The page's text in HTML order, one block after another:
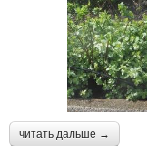
читать дальше →